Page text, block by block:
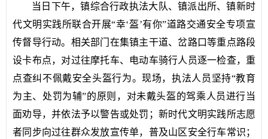
当日下午，镇综合行政执法大队、镇派出所、镇新时
代文明实践所联合开展“幸‘盔’有你”道路交通安全专项宣
传督导行动。相关部门在集镇主干道、岔路口等重点路段
设卡布点，对过往摩托车、电动车骑行人员逐一检查，重
点查纠不佩戴安全头盔行为。现场，执法人员坚持“教育
为主、处罚为辅”的原则，对未戴头盔的驾乘人员进行当
面劝导，并依法予以警告或处罚；新时代文明实践所志愿
者同步向过往群众发放宣传单，普及山区安全行车常识；